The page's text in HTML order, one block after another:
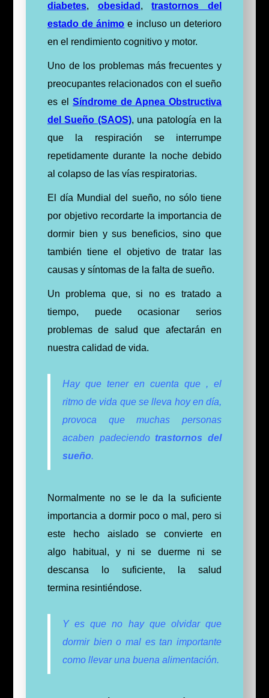
diabetes, obesidad ,trastornos del
estado de ánimo e incluso un deterioro
en el rendimiento cognitivo y motor.
Uno de los problemas más frecuentes y
preocupantes relacionados con el sueño
es el Síndrome de Apnea Obstructiva
del Sueño (SAOS), una patología en la
que la respiración se interrumpe
repetidamente durante la noche debido
al colapso de las vías respiratorias.
El día Mundial del sueño, no sólo tiene
por objetivo recordarte la importancia de
dormir bien y sus beneficios, sino que
también tiene el objetivo de tratar las
causas y síntomas de la falta de sueño.
Un problema que, si no es tratado a
tiempo, puede ocasionar serios
problemas de salud que afectarán en
nuestra calidad de vida.
Hay que tener en cuenta que , el
ritmo de vida que se lleva hoy en día,
provoca que muchas personas
acaben padeciendo trastornos del
sueño.
Normalmente no se le da la suficiente
importancia a dormir poco o mal, pero si
este hecho aislado se convierte en
algo habitual, y ni se duerme ni se
descansa lo suficiente,
la salud
termina resintiéndose.
Y es que no hay que olvidar que
dormir bien o mal es tan importante
como llevar una buena alimentación.